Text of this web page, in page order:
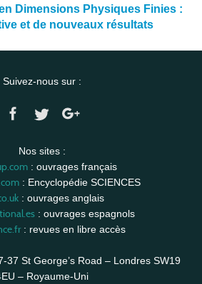
Dimensions Physiques Finies :
et de nouveaux résultats
Suivez-nous sur :
Nos sites :
: ouvrages français
: Encyclopédie SCIENCES
: ouvrages anglais
: ouvrages espagnols
: revues en libre accès
37 St George’s Road – Londres SW19
– Royaume-Uni